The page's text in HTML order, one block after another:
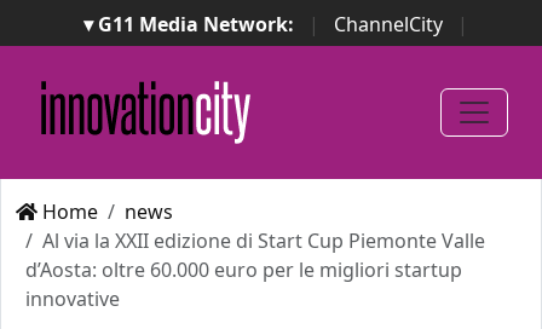
▾ G11 Media Network: | ChannelCity
|
ImpresaCity | SecurityOpenLab | Italian Channel
Awards
Italian Project Awards
Italian Security
Awards
Home
news
Al via la XXII edizione di Start Cup Piemonte Valle
d’Aosta: oltre 60.000 euro per le migliori startup
innovative